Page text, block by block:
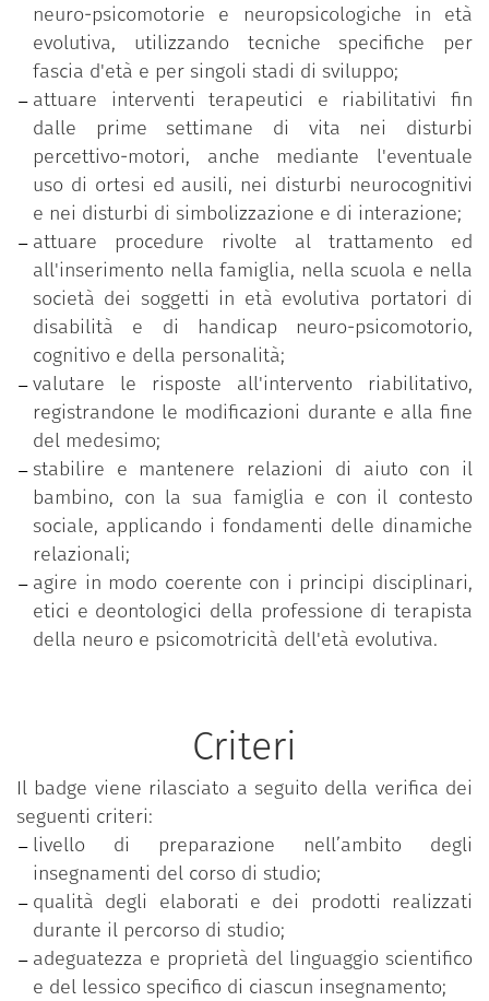
Chi consegue la laurea, può lavorare in strutture
sanitarie, pubbliche o private, in regime di
dipendenza o libera professione, oltre a svolgere
anche attività di studio, di didattica, di ricerca e di
formazione del personale di supporto.
Le lezioni sono tenute in italiano.
La durata normale del corso è di 3 anni.
neuro-psicomotorie e neuropsicologiche in età
evolutiva, utilizzando tecniche specifiche per
fascia d'età e per singoli stadi di sviluppo;
attuare interventi terapeutici e riabilitativi fin
dalle prime settimane di vita nei disturbi
percettivo-motori, anche mediante l'eventuale
uso di ortesi ed ausili, nei disturbi neurocognitivi
e nei disturbi di simbolizzazione e di interazione;
attuare procedure rivolte al trattamento ed
all'inserimento nella famiglia, nella scuola e nella
società dei soggetti in età evolutiva portatori di
disabilità e di handicap neuro-psicomotorio,
cognitivo e della personalità;
valutare le risposte all'intervento riabilitativo,
registrandone le modificazioni durante e alla fine
del medesimo;
stabilire e mantenere relazioni di aiuto con il
bambino, con la sua famiglia e con il contesto
sociale, applicando i fondamenti delle dinamiche
relazionali;
agire in modo coerente con i principi disciplinari,
etici e deontologici della professione di terapista
della neuro e psicomotricità dell'età evolutiva.
Criteri
Il badge viene rilasciato a seguito della verifica dei
seguenti criteri:
livello di preparazione nell’ambito degli
insegnamenti del corso di studio;
qualità degli elaborati e dei prodotti realizzati
durante il percorso di studio;
adeguatezza e proprietà del linguaggio scientifico
e del lessico specifico di ciascun insegnamento;